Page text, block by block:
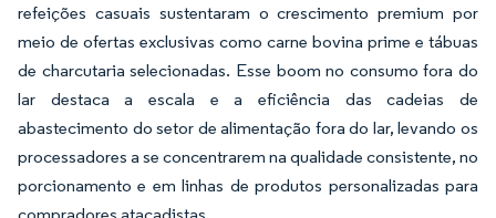
refeições casuais sustentaram o crescimento premium por
meio de ofertas exclusivas como carne bovina prime e tábuas
de charcutaria selecionadas. Esse boom no consumo fora do
lar destaca a escala e a eficiência das cadeias de
abastecimento do setor de alimentação fora do lar, levando os
processadores a se concentrarem na qualidade consistente, no
porcionamento e em linhas de produtos personalizadas para
compradores atacadistas.